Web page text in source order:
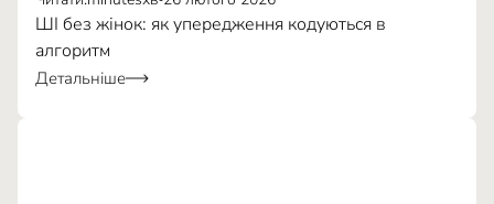
ШІ без жінок: як упередження кодуються в
алгоритм
Детальніше